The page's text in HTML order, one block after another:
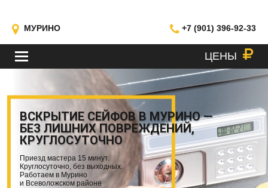
МУРИНО +7 (901) 396-92-33
МЕНЮ ЦЕНЫ
ВСКРЫТИЕ СЕЙФОВ В МУРИНО —
БЕЗ ЛИШНИХ ПОВРЕЖДЕНИЙ,
КРУГЛОСУТОЧНО
Приезд мастера 15 минут.
Круглосуточно, без выходных.
Работаем в Мурино
и Всеволожском районе